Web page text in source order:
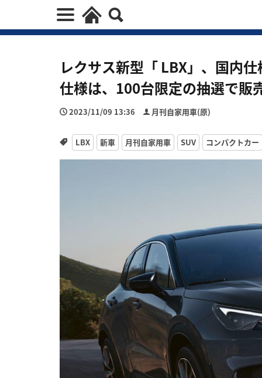
レクサス新型「 LBX」、国内
仕様は、100台限定の抽選で販
2023/11/09 13:36 月刊自家用車(原)
LBX 新車 月刊自家用車 SUV コンパクトカー